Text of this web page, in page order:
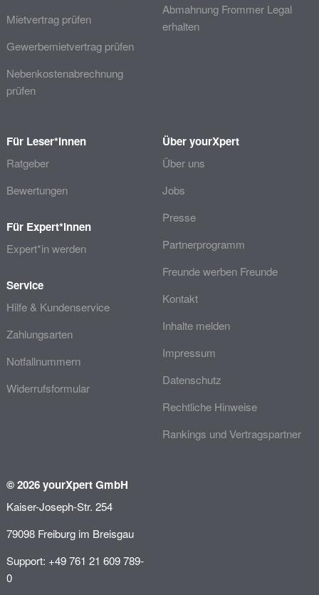
Mietvertrag prüfen
Gewerbemietvertrag prüfen
Nebenkostenabrechnung
prüfen
Abmahnung Frommer Legal
erhalten
Für Leser*innen
Ratgeber
Bewertungen
Für Expert*innen
Expert*in werden
Service
Hilfe & Kundenservice
Zahlungsarten
Notfallnummern
Widerrufsformular
Über yourXpert
Über uns
Jobs
Presse
Partnerprogramm
Freunde werben Freunde
Kontakt
Inhalte melden
Impressum
Datenschutz
Rechtliche Hinweise
Rankings und Vertragspartner
© 2026 yourXpert GmbH
Kaiser-Joseph-Str. 254
79098 Freiburg im Breisgau
Support: +49 761 21 609 789-
0